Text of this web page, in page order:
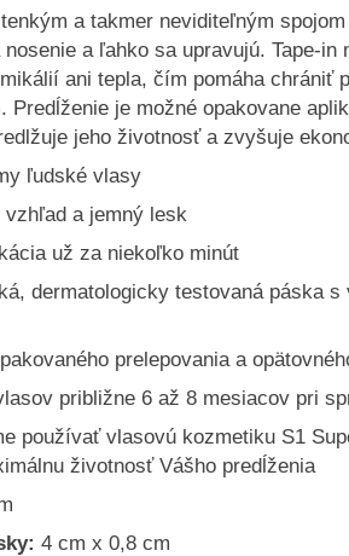
a takmer neviditeľným
nosenie a ľahko sa upravujú. Tape-in
ani tepla, čím pomáha chrániť
Predĺženie je možné opakovane
jeho životnosť a zvyšuje
ľudské vlasy
vzhľad a jemný lesk
už za niekoľko minút
dermatologicky testovaná páska
prelepovania a
približne 6 až 8 mesiacov pri
používať vlasovú kozmetiku S1
životnosť Vášho predĺženia
4 cm x 0,8 cm